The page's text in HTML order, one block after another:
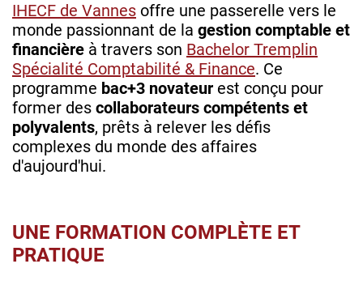
IHECF de Vannes offre une passerelle vers le
monde passionnant de la gestion comptable et
financière à travers son Bachelor Tremplin
Spécialité Comptabilité & Finance. Ce
programme bac+3 novateur est conçu pour
former des collaborateurs compétents et
polyvalents, prêts à relever les défis
complexes du monde des affaires
d'aujourd'hui.
UNE FORMATION COMPLÈTE ET
PRATIQUE